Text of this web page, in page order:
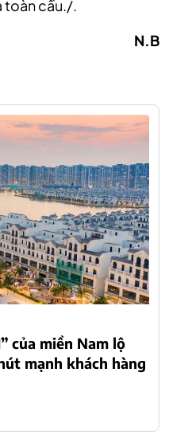
toàn cầu./.
N.B
của miền Nam lộ
mạnh khách hàng